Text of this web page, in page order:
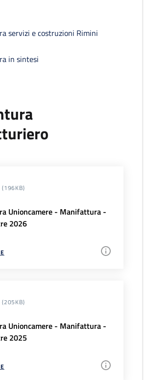
servizi e costruzioni Rimini
in sintesi
(196KB)
Unioncamere - Manifattura -
2026
(205KB)
Unioncamere - Manifattura -
2025